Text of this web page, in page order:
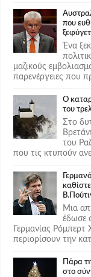
που
Ένα
μαζικούς
παρενέργειες που
Ο
του
Στο
του
που τις κτυπούν
Μια
έδωσε
Γερμανίας
περιορίσουν την
Πάρα
στο